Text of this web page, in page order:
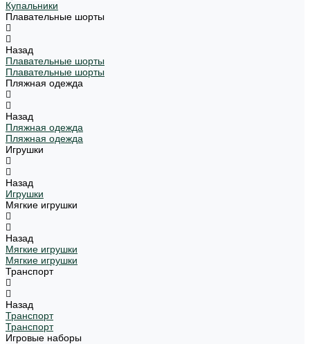
Купальники
Плавательные шорты
Назад
Плавательные шорты
Плавательные шорты
Пляжная одежда
Назад
Пляжная одежда
Пляжная одежда
Игрушки
Назад
Игрушки
Мягкие игрушки
Назад
Мягкие игрушки
Мягкие игрушки
Транспорт
Назад
Транспорт
Транспорт
Игровые наборы